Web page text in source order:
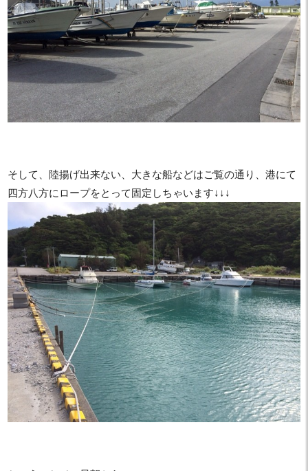
そして、陸揚げ出来ない、大きな船などはご覧の通り、港にて
四方八方にロープをとって固定しちゃいます↓↓↓